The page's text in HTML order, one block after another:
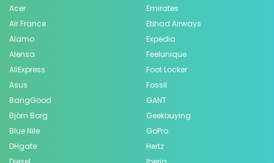
Acer
Air France
Alamo
Alensa
AliExpress
Asus
BangGood
Björn Borg
Blue Nile
DHgate
Emirates
Etihad Airways
Expedia
Feelunique
Foot Locker
Fossil
GANT
Geekbuying
GoPro
Hertz